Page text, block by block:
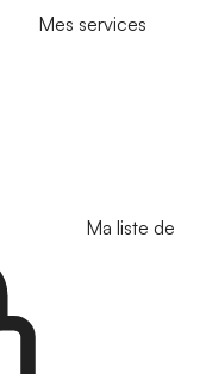
Mes services
Ma liste de